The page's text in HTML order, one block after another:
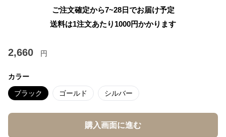
ご注文確定から7~28日でお届け予定
送料は1注文あたり 1000円かかります
2,660 円
カラー
ブラック ゴールド シルバー
購入画面に進む